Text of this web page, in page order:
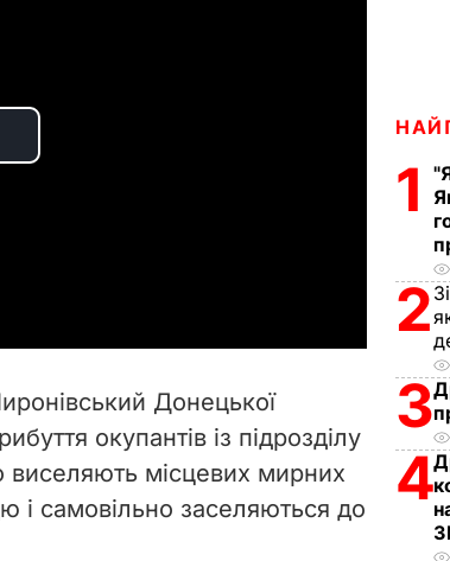
Донецької
окупантів із підрозділу
виселяють місцевих мирних
і самовільно заселяються до
1
2
3
4